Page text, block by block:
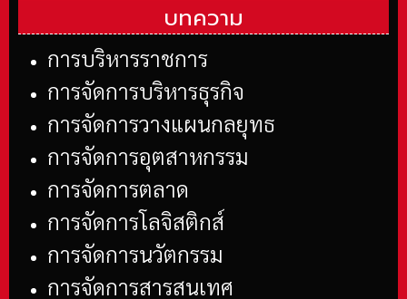
บทความ
การบริหารราชการ
การจัดการบริหารธุรกิจ
การจัดการวางแผนกลยุทธ
การจัดการอุตสาหกรรม
การจัดการตลาด
การจัดการโลจิสติกส์
การจัดการนวัตกรรม
การจัดการสารสนเทศ